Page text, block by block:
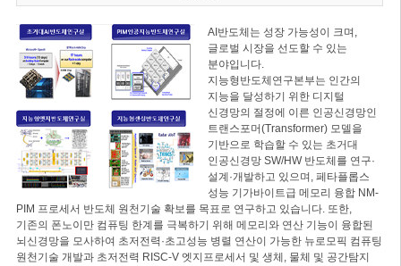
AI반도체는 성장 가능성이 크며,
글로벌 시장을 선도할 수 있는
분야입니다.
지능형반도체연구본부는 인간의
지능을 달성하기 위한 디지털
신경망의 절정에 이른 인공신경망인
트랜스포머(Transformer) 모델을
기반으로 학습할 수 있는 초거대
인공신경망 SW/HW 반도체를 연구·
설계·개발하고 있으며, 페타플롭스
성능 기가바이트급 메모리 융합 NM-
PIM 프로세서 반도체 원천기술 확보를 목표로 연구하고 있습니다. 또한,
기존의 폰노이만 컴퓨팅 한계를 극복하기 위해 메모리와 연산 기능이 융합된
뇌신경망을 모사하여 초저전력·초고성능 병렬 연산이 가능한 뉴로모픽 컴퓨팅
원천기술 개발과 초저전력 RISC-V 엣지프로세서 및 생체, 물체 및 공간탐지